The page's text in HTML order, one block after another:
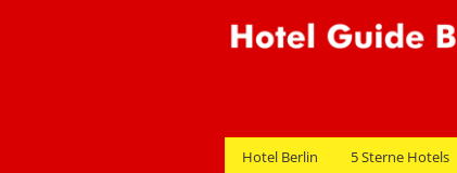
Hotel Berlin 5 Sterne Hotels